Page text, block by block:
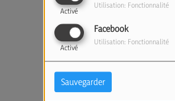
Activé
Utilisation: Fonctionnalité
Facebook
Activé
Utilisation: Fonctionnalité
Sauvegarder